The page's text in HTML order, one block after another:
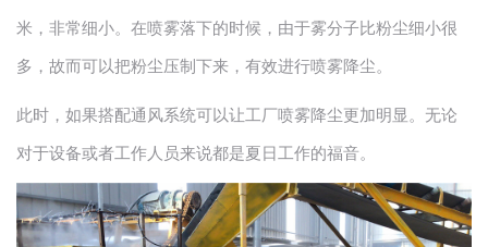
米，非常细小。在喷雾落下的时候，由于雾分子比粉尘细小很
多，故而可以把粉尘压制下来，有效进行喷雾降尘。
此时，如果搭配通风系统可以让工厂喷雾降尘更加明显。无论
对于设备或者工作人员来说都是夏日工作的福音。